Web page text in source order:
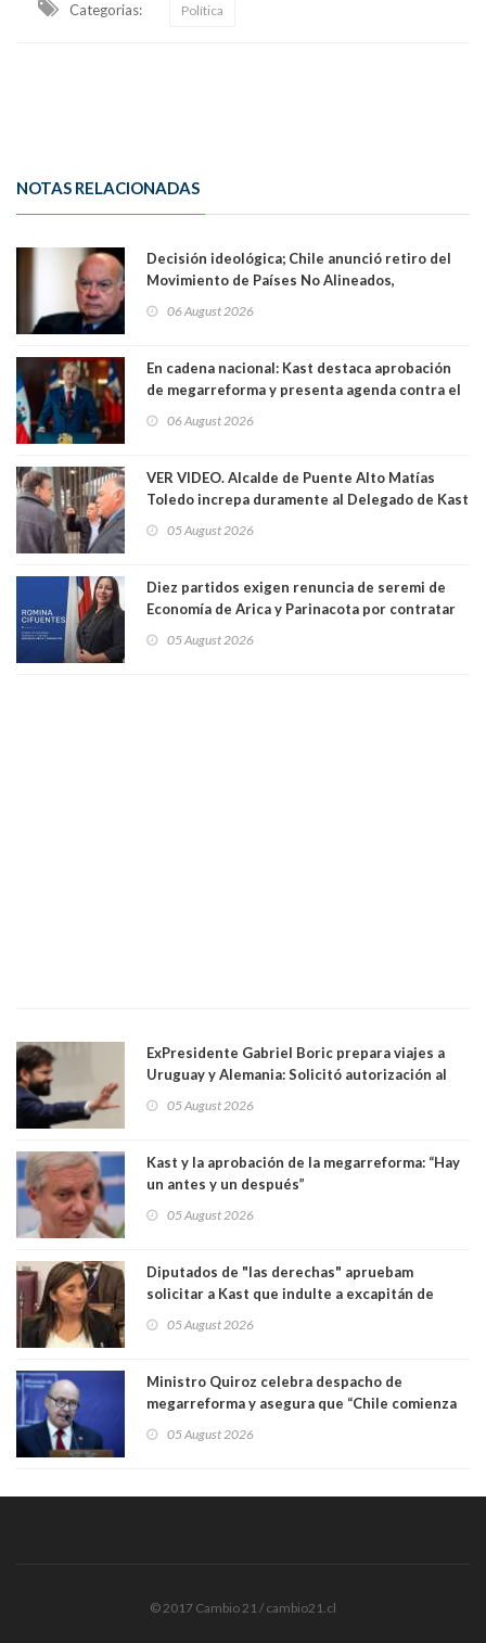
Categorias: Política
NOTAS RELACIONADAS
Decisión ideológica; Chile anunció retiro del
Movimiento de Países No Alineados,
1971. Excanciller Insulza lamentó decisión
06 August 2026
En cadena nacional: Kast destaca aprobación
de megarreforma y presenta agenda contra el
06 August 2026
VER VIDEO. Alcalde de Puente Alto Matías
Toledo increpa duramente al Delegado de Kast
delegado nuevamente arrancando"
05 August 2026
Diez partidos exigen renuncia de seremi de
Economía de Arica y Parinacota por contratar
una militante de RN, detenida con 47 kilos de
05 August 2026
ExPresidente Gabriel Boric prepara viajes a
Uruguay y Alemania: Solicitó autorización al
05 August 2026
Kast y la aprobación de la megarreforma: “Hay
un antes y un después”
05 August 2026
Diputados de "las derechas" apruebam
solicitar a Kast que indulte a excapitán de
senadora Fabiola Campillai
05 August 2026
Ministro Quiroz celebra despacho de
megarreforma y asegura que “Chile comienza
05 August 2026
© 2017 Cambio 21 / cambio21.cl